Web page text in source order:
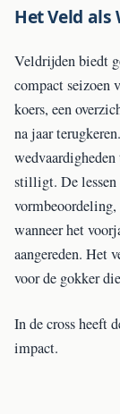
Het Veld
Veldrijden biedt
compact seizoen
koers, een
na jaar
stilligt. De lessen
wanneer het
aangereden. Het
voor de gokker
In de cross heeft
impact.